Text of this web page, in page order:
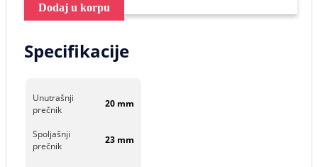
Dodaj u korpu
Specifikacije
Unutrašnji
prečnik
20 mm
Spoljašnji
prečnik
23 mm